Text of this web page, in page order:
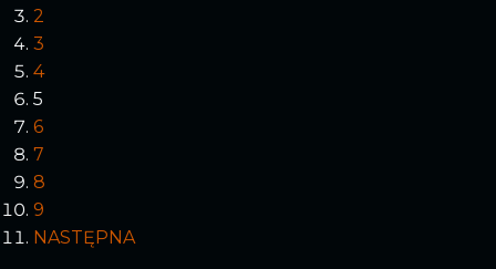
2
3
4
5
6
7
8
9
NASTĘPNA